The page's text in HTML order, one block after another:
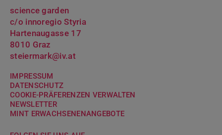
science garden
c/o innoregio Styria
Hartenaugasse 17
8010 Graz
steiermark@iv.at
IMPRESSUM
DATENSCHUTZ
COOKIE-PRÄFERENZEN VERWALTEN
NEWSLETTER
MINT ERWACH­SENENANGEBOTE